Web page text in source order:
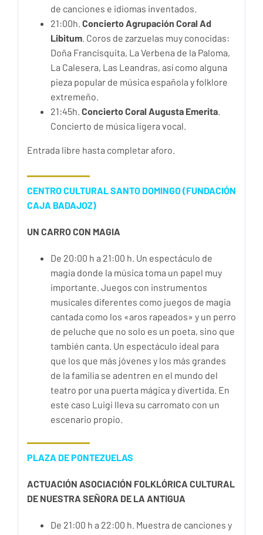
de canciones e idiomas inventados.
21:00h. Concierto Agrupación Coral Ad
Libitum. Coros de zarzuelas muy conocidas:
Doña Francisquita, La Verbena de la Paloma,
La Calesera, Las Leandras, así como alguna
pieza popular de música española y folklore
extremeño.
21:45h. Concierto Coral Augusta Emerita.
Concierto de música ligera vocal.
Entrada libre hasta completar aforo.
CENTRO CULTURAL SANTO DOMINGO (FUNDACIÓN
CAJA BADAJOZ)
UN CARRO CON MAGIA
De 20:00 h a 21:00 h. Un espectáculo de
magia donde la música toma un papel muy
importante. Juegos con instrumentos
musicales diferentes como juegos de magia
cantada como los «aros rapeados» y un perro
de peluche que no solo es un poeta, sino que
también canta. Un espectáculo ideal para
que los que más jóvenes y los más grandes
de la familia se adentren en el mundo del
teatro por una puerta mágica y divertida. En
este caso Luigi lleva su carromato con un
escenario propio.
PLAZA DE PONTEZUELAS
ACTUACIÓN ASOCIACIÓN FOLKLÓRICA CULTURAL
DE NUESTRA SEÑORA DE LA ANTIGUA
De 21:00 h a 22:00 h. Muestra de canciones y